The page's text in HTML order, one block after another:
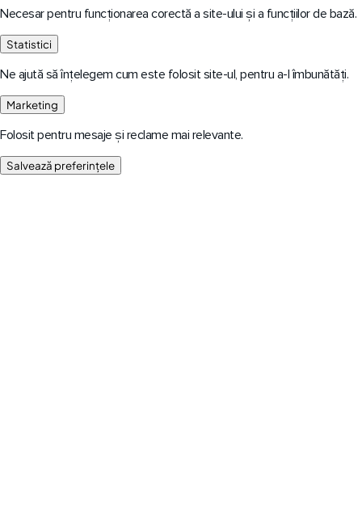
Necesar pentru funcționarea corectă a site-ului și a funcțiilor de bază.
Statistici
Ne ajută să înțelegem cum este folosit site-ul, pentru a-l îmbunătăți.
Marketing
Folosit pentru mesaje și reclame mai relevante.
Salvează preferințele